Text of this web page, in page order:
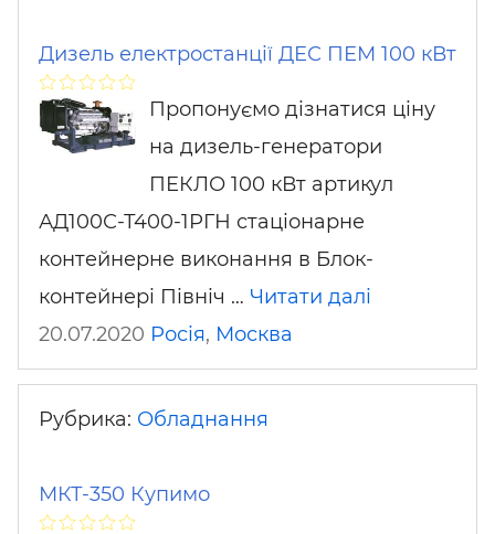
Дизель електростанції ДЕС ПЕМ 100 кВт
Пропонуємо дізнатися ціну
на дизель-генератори
ПЕКЛО 100 кВт артикул
АД100С-Т400-1РГН стаціонарне
контейнерне виконання в Блок-
контейнері Північ … Читати далі
20.07.2020 Росія, Москва
Рубрика: Обладнання
МКТ-350 Купимо